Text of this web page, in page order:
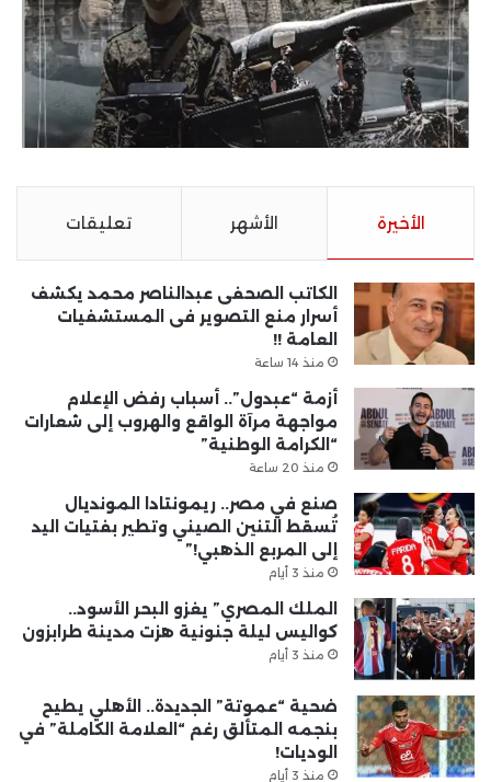
الأخيرة الأشهر تعليقات
الكاتب الصحفى عبدالناصر محمد يكشف
أسرار منع التصوير فى المستشفيات
العامة !!
منذ 14 ساعة
أزمة “عبدول”.. أسباب رفض الإعلام
مواجهة مرآة الواقع والهروب إلى شعارات
“الكرامة الوطنية”
منذ 20 ساعة
صنع في مصر.. ريمونتادا المونديال
تُسقط التنين الصيني وتطير بفتيات اليد
إلى المربع الذهبي!”
منذ 3 أيام
الملك المصري” يغزو البحر الأسود..
كواليس ليلة جنونية هزت مدينة طرابزون
منذ 3 أيام
ضحية “عموتة” الجديدة.. الأهلي يطيح
بنجمه المتألق رغم “العلامة الكاملة” في
الوديات!
منذ 3 أيام